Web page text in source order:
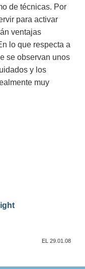
de técnicas. Por
para activar
ventajas
lo que respecta a
se observan unos
y los
muy
EL 29.01.08